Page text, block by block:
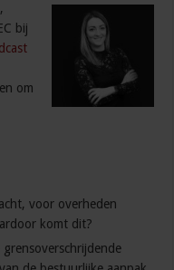
,
bij
om
voor overheden
komt dit?